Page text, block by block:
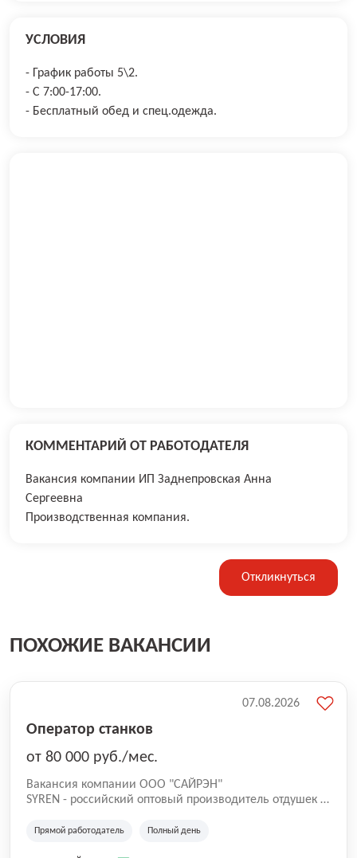
УСЛОВИЯ
- График работы 5\2.
- С 7:00-17:00.
- Бесплатный обед и спец.одежда.
КОММЕНТАРИЙ ОТ РАБОТОДАТЕЛЯ
Вакансия компании ИП Заднепровская Анна
Сергеевна
Производственная компания.
Откликнуться
ПОХОЖИЕ ВАКАНСИИ
Оператор станков
от 80 000 руб./мес.
Вакансия компании ООО "САЙРЭН"
SYREN - российский оптовый производитель отдушек и
важной частью нашей команды! В связи с открытием
Прямой работодатель Полный день
07.08.2026